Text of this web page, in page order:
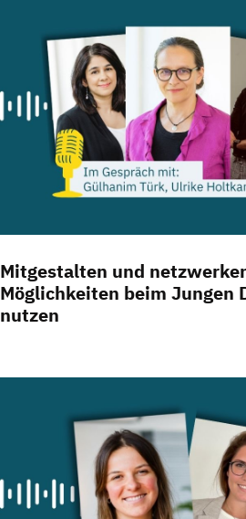
Mitgestalten und
Möglichkeiten beim Jungen
nutzen